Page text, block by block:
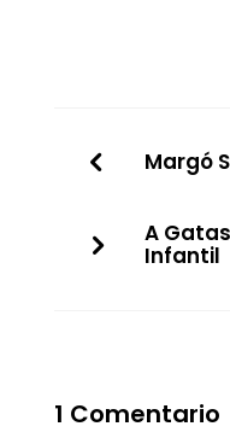
Margó
A
Infantil
1 Comentario